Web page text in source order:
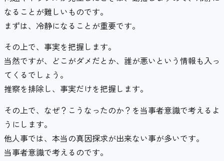
なることが難しいものです。
まずは、冷静になることが重要です。
その上で、事実を把握します。
当然ですが、どこがダメだとか、誰が悪いという情報も入っ
てくるでしょう。
推察を排除し、事実だけを把握します。
その上で、なぜ？こうなったのか？を当事者意識で考えるよ
うにします。
他人事では、本当の真因探求が出来ない事が多いです。
当事者意識で考えるのです。